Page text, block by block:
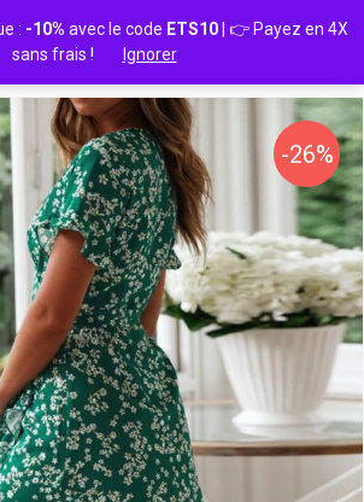
-26%
: -10% avec le code ETS10 | 👉 Payez en 4X
sans frais !
Ignorer